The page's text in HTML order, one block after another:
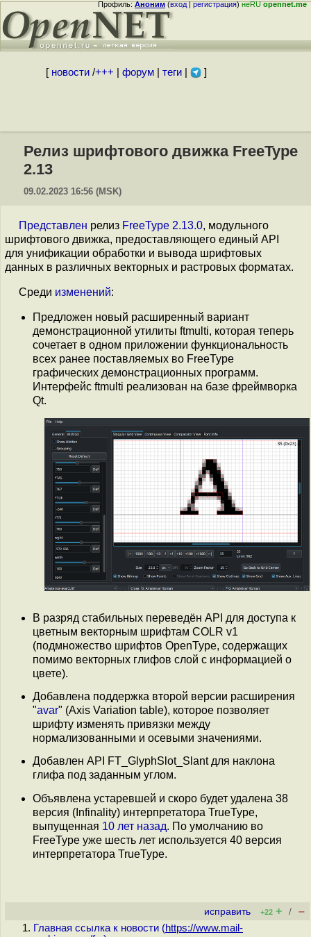
Профиль:Аноним(вход|регистрация)неRUopennet.me
[ новости/+++ форум| теги| ]
Релиз шрифтового движка FreeType
2.13
09.02.2023 16:56 (MSK)
Представлен релиз FreeType 2.13.0, модульного
шрифтового движка, предоставляющего единый API
для унификации обработки и вывода шрифтовых
данных в различных векторных и растровых форматах.
Среди изменений:
Предложен новый расширенный вариант
демонстрационной утилиты ftmulti, которая теперь
сочетает в одном приложении функциональность
всех ранее поставляемых во FreeType
графических демонстрационных программ.
Интерфейс ftmulti реализован на базе фреймворка
Qt.
В разряд стабильных переведён API для доступа к
цветным векторным шрифтам COLR v1
(подмножество шрифтов OpenType, содержащих
помимо векторных глифов слой c информацией о
цвете).
Добавлена поддержка второй версии расширения
"avar" (Axis Variation table), которое позволяет
шрифту изменять привязки между
нормализованными и осевыми значениями.
Добавлен API FT_GlyphSlot_Slant для наклона
глифа под заданным углом.
Объявлена устаревшей и скоро будет удалена 38
версия (Infinality) интерпретатора TrueType,
выпущенная 10 лет назад. По умолчанию во
FreeType уже шесть лет используется 40 версия
интерпретатора TrueType.
исправить +22 + / –
Главная ссылка к новости (https://www.mail-